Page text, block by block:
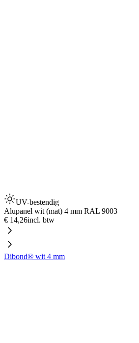
UV-bestendig
Alupanel wit (mat) 4 mm RAL 9003
€ 14,26incl. btw
Dibond® wit 4 mm